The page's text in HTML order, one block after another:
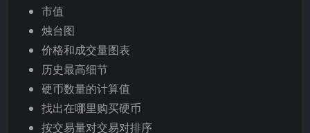
市值
烛台图
价格和成交量图表
历史最高细节
硬币数量的计算值
找出在哪里购买硬币
按交易量对交易对排序